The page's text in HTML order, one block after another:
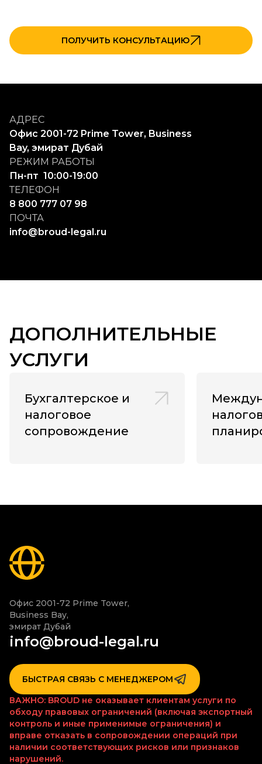
АДРЕС
Офис 2001-72 Prime Tower, Business
Bay, эмират Дубай
РЕЖИМ РАБОТЫ
Пн-пт  10:00-19:00
ТЕЛЕФОН
8 800 777 07 98
ПОЧТА
info@broud-legal.ru
ПОЛУЧИТЬ КОНСУЛЬТАЦИЮ
ДОПОЛНИТЕЛЬНЫЕ
УСЛУГИ
Бухгалтерское и
налоговое
сопровождение
Офис 2001-72 Prime Tower,
Business Bay,
эмират Дубай
info@broud-legal.ru
БЫСТРАЯ СВЯЗЬ С МЕНЕДЖЕРОМ
ВАЖНО: BROUD не оказывает клиентам услуги по
обходу правовых ограничений (включая экспортный
контроль и иные применимые ограничения) и
вправе отказать в сопровождении операций при
наличии соответствующих рисков или признаков
нарушений.